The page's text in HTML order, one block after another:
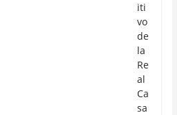
iti
vo
de
la
Re
al
Ca
sa